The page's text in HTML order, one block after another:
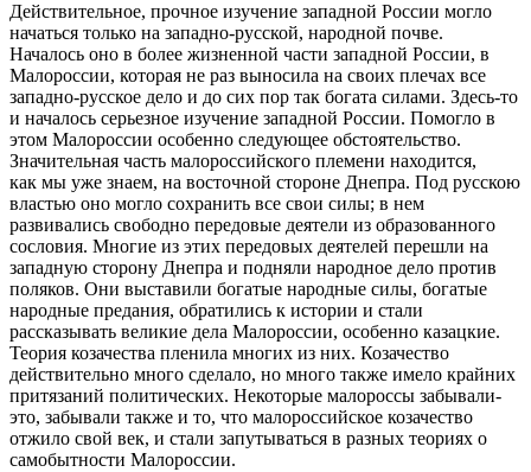
Действительное, прочное изучение западной России могло
начаться только на западно-русской, народной почве.
Началось оно в более жизненной части западной России, в
Малороссии, которая не раз выносила на своих плечах все
западно-русское дело и до сих пор так богата силами. Здесь-то
и началось серьезное изучение западной России. Помогло в
этом Малороссии особенно следующее обстоятельство.
Значительная часть малороссийского племени находится,
как мы уже знаем, на восточной стороне Днепра. Под русскою
властью оно могло сохранить все свои силы; в нем
развивались свободно передовые деятели из образованного
сословия. Многие из этих передовых деятелей перешли на
западную сторону Днепра и подняли народное дело против
поляков. Они выставили богатые народные силы, богатые
народные предания, обратились к истории и стали
рассказывать великие дела Малороссии, особенно казацкие.
Теория козачества пленила многих из них. Козачество
действительно много сделало, но много также имело крайних
притязаний политических. Некоторые малороссы забывали-
это, забывали также и то, что малороссийское козачество
отжило свой век, и стали запутываться в разных теориях о
самобытности Малороссии.